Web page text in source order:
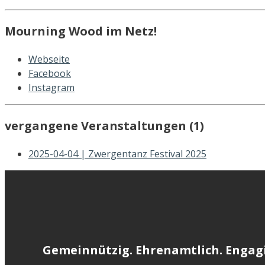
Mourning Wood im Netz!
Webseite
Facebook
Instagram
vergangene Veranstaltungen (1)
2025-04-04 | Zwergentanz Festival 2025
Gemeinnützig. Ehrenamtlich.